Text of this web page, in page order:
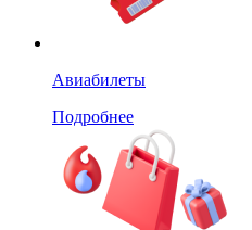
Авиабилеты
Подробнее